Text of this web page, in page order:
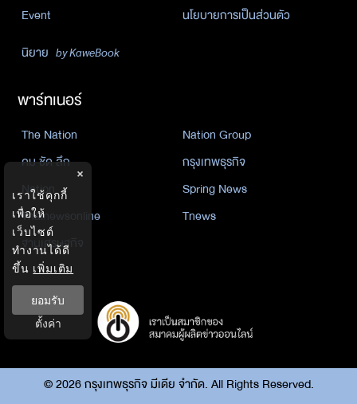
Event
นโยบายการเป็นส่วนตัว
นิยาย by KaweBook
พาร์ทเนอร์
The Nation
Nation Group
คม ชัด ลึก
กรุงเทพธุรกิจ
Nation
Spring News
Thainewsonline
Tnews
ฐานเศรษฐกิจ
©2026กรุงเทพธุรกิจ มีเดีย จำกัด. All Rights Reserved.
×
เราใช้คุกกี้
เพื่อให้
เว็บไซต์
ทำงานได้ดี
ขึ้น เพิ่มเติม
ยอมรับ
ตั้งค่า